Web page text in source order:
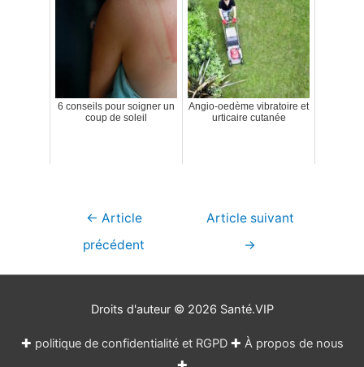
6 conseils pour soigner un
coup de soleil
Angio-oedème vibratoire et
urticaire cutanée
Navigation
← Article
précédent
Article suivant
→
Droits d'auteur © 2026 Santé.VIP
✚ politique de confidentialité et RGPD✚ À propos de nous